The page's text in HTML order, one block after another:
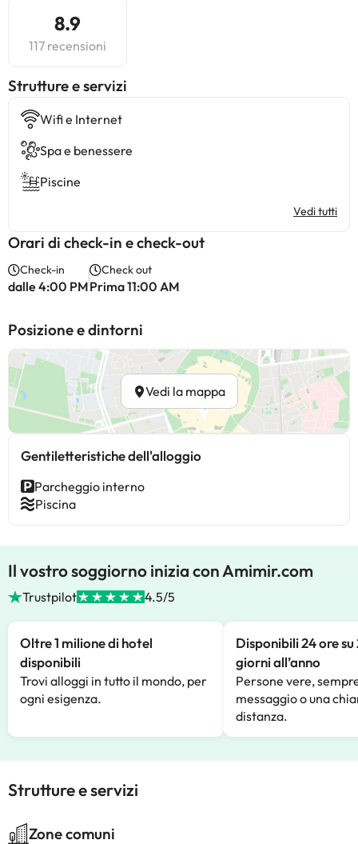
8.9
117 recensioni
​Strutture e servizi
Wifi e Internet
Spa e benessere
Piscine
Vedi tutti
Orari di check-in e check-out
Check-in
dalle 4:00 PM
Check out
Prima 11:00 AM
Posizione e dintorni
Vedi la mappa
Gentiletteristiche dell'alloggio
Parcheggio interno
Piscina
Il vostro soggiorno inizia con Amimir.com
Trustpilot 4.5/5
Oltre 1 milione di hotel
disponibili
Trovi alloggi in tutto il mondo, per
ogni esigenza.
Disponibili 24 ore su
giorni all’anno
Persone vere,
messaggio o una
distanza.
Strutture e servizi
Zone comuni